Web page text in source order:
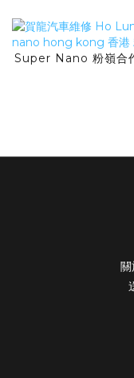
Super Nano 粉嶺合